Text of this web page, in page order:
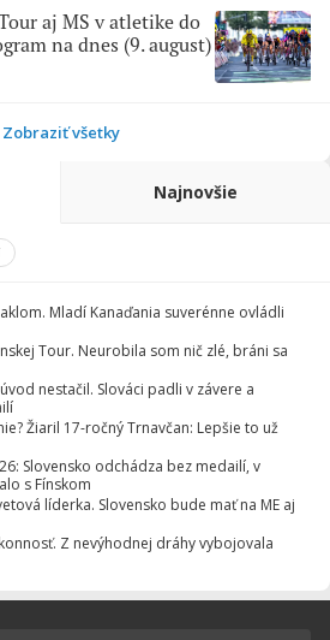
aj MS v atletike do
na dnes (9. august)
Zobraziť všetky
Najnovšie
Mladí Kanaďania suverénne ovládli
Tour. Neurobila som nič zlé, bráni sa
nestačil. Slováci padli v závere a
Žiaril 17-ročný Trnavčan: Lepšie to už
Slovensko odchádza bez medailí, v
s Fínskom
líderka. Slovensko bude mať na ME aj
Z nevýhodnej dráhy vybojovala